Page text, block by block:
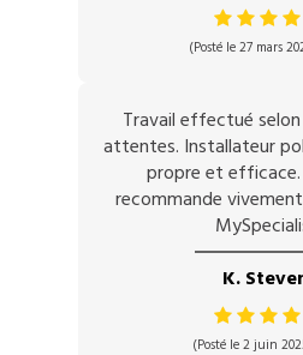
(Posté le 27 mars
Travail effectué
attentes. Installateur
propre et efficace.
recommande
K.
(Posté le 2 juin